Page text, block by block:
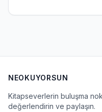
NEOKUYORSUN
Kitapseverlerin buluşma
değerlendirin ve paylaşın.